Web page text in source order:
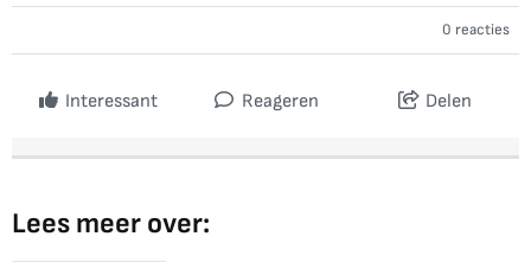
0 reacties
Interessant Reageren Delen
Lees meer over: